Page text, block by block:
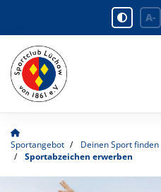
A-
Sportangebot Deinen Sport finden
Sportabzeichen erwerben